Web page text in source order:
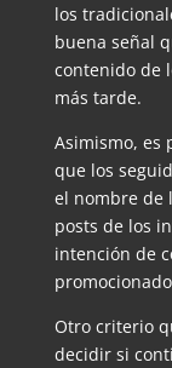
los
buena señal
contenido de
más tarde.
Asimismo, es
que los
el nombre de
posts de los
intención de
Otro criterio
decidir si